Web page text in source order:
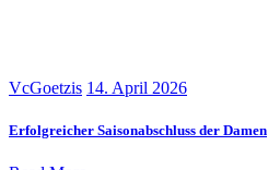
VcGoetzis 14. April 2026
Erfolgreicher Saisonabschluss der Damen